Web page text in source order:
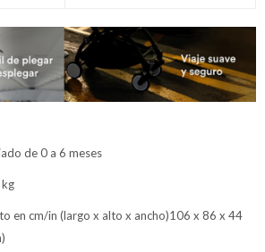
de 0 a 6 meses
en cm/in (largo x alto x ancho)106 x 86 x 44